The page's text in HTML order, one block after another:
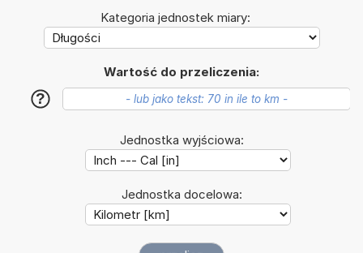
Kategoria jednostek miary:
Wartość do przeliczenia:
?
Jednostka wyjściowa:
Jednostka docelowa: